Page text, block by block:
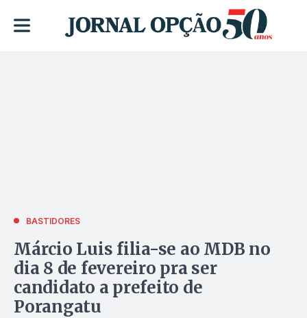
BASTIDORES
Márcio Luis filia-se ao MDB no
dia 8 de fevereiro pra ser
candidato a prefeito de
Porangatu